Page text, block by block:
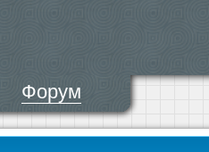
Форум